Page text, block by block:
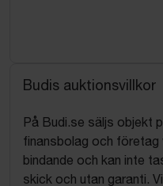
Budis auktionsvillkor
På Budi.se säljs objekt
finansbolag och företag
bindande och kan inte
skick och utan garanti.